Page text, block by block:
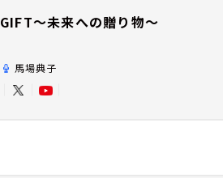
GIFT～未来への贈り物～
馬場典子